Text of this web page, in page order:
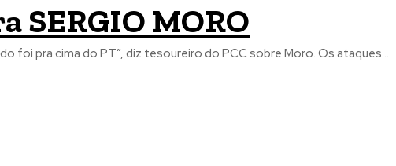
SERGIO MORO
PT e PCC: “Ele veio pra atrasar. Ele começou a atrasar quando foi pra cima do PT”, diz tesoureiro do PCC sobre Moro. Os ataques...